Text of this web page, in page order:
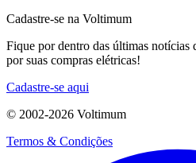
Cadastre-se na Voltimum
Fique por dentro das últimas notícias
por suas compras elétricas!
Cadastre-se aqui
© 2002-2026 Voltimum
Termos & Condições